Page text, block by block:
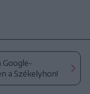
Google-
a Székelyhon!